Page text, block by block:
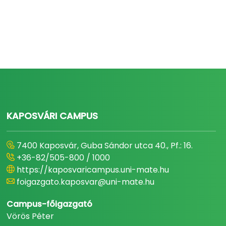
KAPOSVÁRI CAMPUS
7400 Kaposvár, Guba Sándor utca 40., Pf.: 16.
+36-82/505-800 / 1000
https://kaposvaricampus.uni-mate.hu
foigazgato.kaposvar@uni-mate.hu
Campus-főigazgató
Vörös Péter